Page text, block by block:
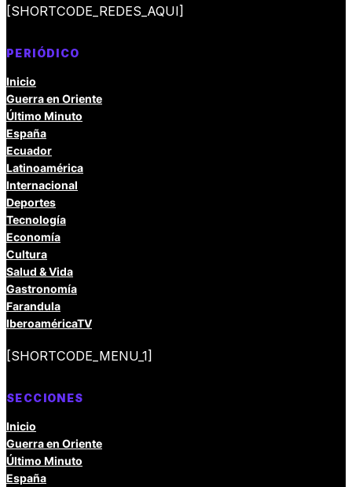
[SHORTCODE_REDES_AQUI]
PERIÓDICO
Inicio
Guerra en Oriente
Último Minuto
España
Ecuador
Latinoamérica
Internacional
Deportes
Tecnología
Economía
Cultura
Salud & Vida
Gastronomía
Farandula
IberoaméricaTV
[SHORTCODE_MENU_1]
SECCIONES
Inicio
Guerra en Oriente
Último Minuto
España